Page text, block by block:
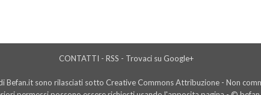
CONTATTI - RSS - Trovaci su Google+
Befan.it sono rilasciati sotto Creative Commons Attribuzione - Non